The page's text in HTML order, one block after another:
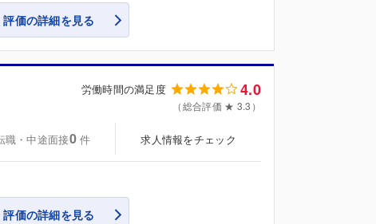
評価の詳細を見る
労働時間の満足度 4.0
（総合評価 ★ 3.3）
職・中途面接0 件 求人情報をチェック
評価の詳細を見る